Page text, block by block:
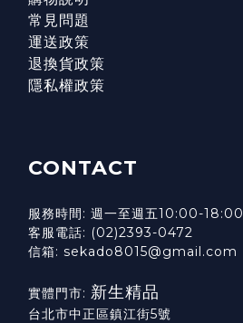
常見問題
運送政策
退換貨政策
隱私權政策
CONTACT
服務時間: 週一至週五10:00-18:00
客服電話: (02)2393-0472
信箱: sekado8015@gmail.com
實體門市: 新生精品
台北市中正區鎮江街5號